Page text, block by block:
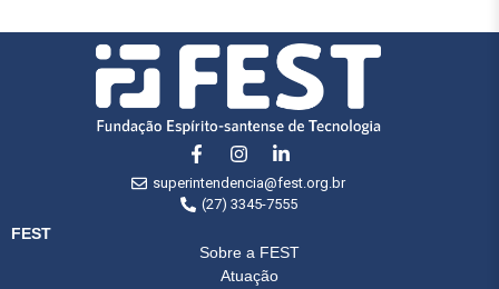
superintendencia@fest.org.br
(27) 3345-7555
FEST
Sobre a FEST
Atuação